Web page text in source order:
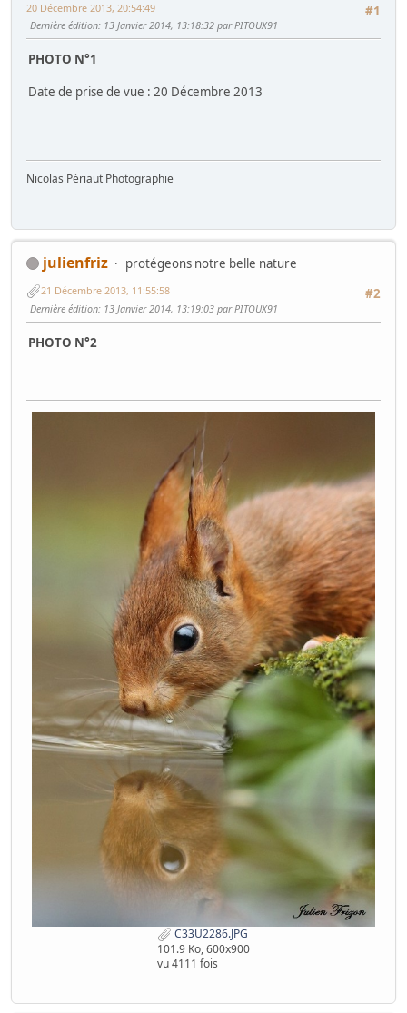
#1
20 Décembre 2013, 20:54:49
Dernière édition: 13 Janvier 2014, 13:18:32 par PITOUX91
PHOTO N°1
Date de prise de vue : 20 Décembre 2013
Nicolas Périaut Photographie
julienfriz
protégeons notre belle nature
#2
21 Décembre 2013, 11:55:58
Dernière édition: 13 Janvier 2014, 13:19:03 par PITOUX91
PHOTO N°2
C33U2286.JPG
101.9 Ko, 600x900
vu 4111 fois